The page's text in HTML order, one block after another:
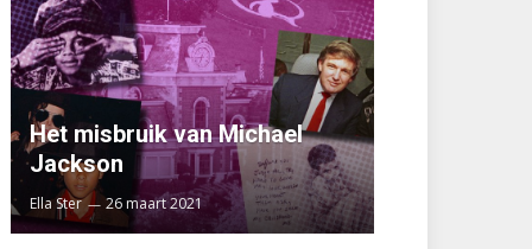
Het misbruik van Michael
Jackson
Ella Ster 26 maart 2021